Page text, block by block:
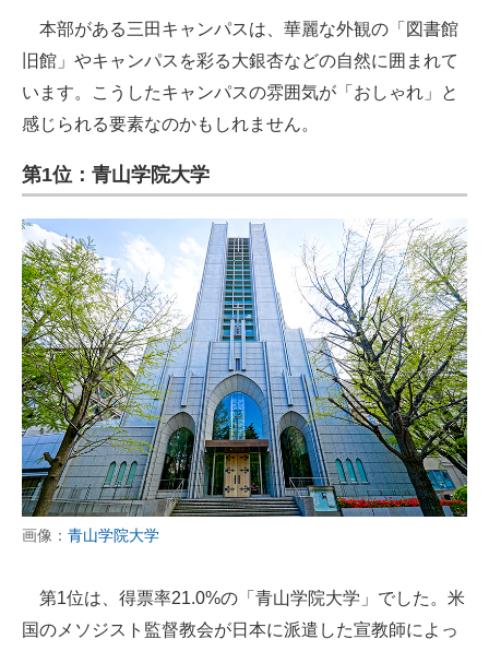
本部がある三田キャンパスは、華麗な外観の「図書館
旧館」やキャンパスを彩る大銀杏などの自然に囲まれて
います。こうしたキャンパスの雰囲気が「おしゃれ」と
感じられる要素なのかもしれません。
第1位：青山学院大学
画像： 青山学院大学
第1位は、得票率21.0%の「青山学院大学」でした。米
国のメソジスト監督教会が日本に派遣した宣教師によっ